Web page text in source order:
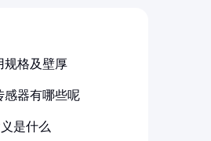
规格及壁厚
感器有哪些呢
是什么